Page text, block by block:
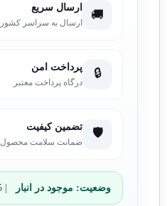
🚚 ارسال سریع
ارسال به سراسر کشور
🔒 پرداخت امن
درگاه پرداخت معتبر
🛡️ تضمین کیفیت
ضمانت سلامت محصول
وضعیت: موجود در انبار